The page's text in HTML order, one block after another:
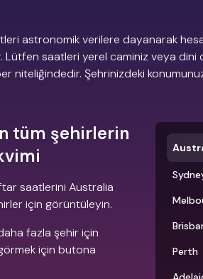
astronomik verilere dayanarak
Lütfen saatleri yerel caminiz veya
niteliğindedir. Şehrinizdeki
tüm şehirlerin
saatlerini Australia
için görüntüleyin.
fazla şehir için
için butona
Perth